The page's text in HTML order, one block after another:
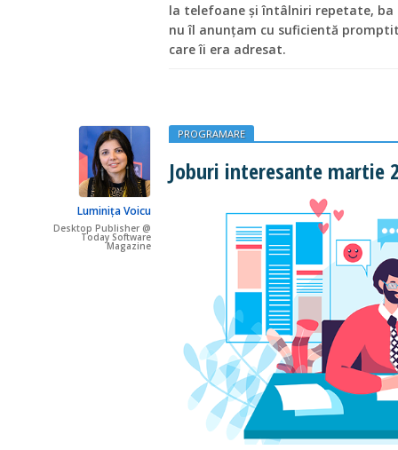
la telefoane și întâlniri repetate, ba
nu îl anunțam cu suficientă
care îi era adresat.
Luminița Voicu
Desktop Publisher @
Today Software
Magazine
PROGRAMARE
Joburi interesante martie